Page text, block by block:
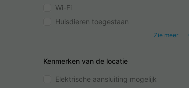
Wi-Fi
Huisdieren toegestaan
Zie meer
Kenmerken van de locatie
Elektrische aansluiting mogelijk